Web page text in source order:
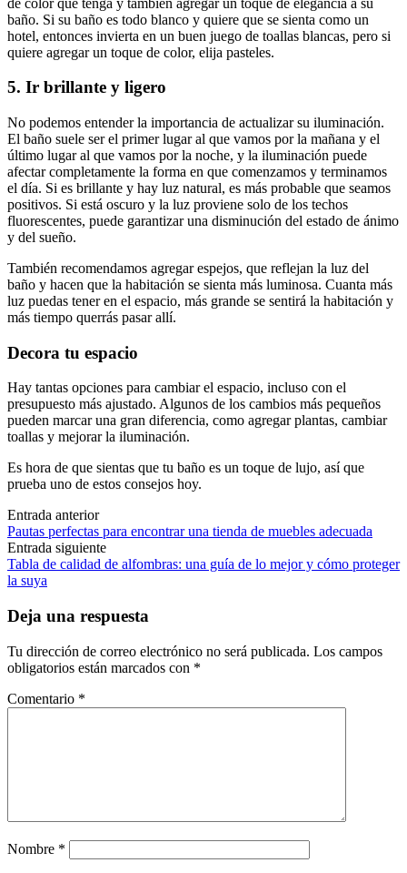
baño. Si su baño es todo blanco y quiere que se sienta como un
hotel, entonces invierta en un buen juego de toallas blancas, pero si
quiere agregar un toque de color, elija pasteles.
5. Ir brillante y ligero
No podemos entender la importancia de actualizar su iluminación.
El baño suele ser el primer lugar al que vamos por la mañana y el
último lugar al que vamos por la noche, y la iluminación puede
afectar completamente la forma en que comenzamos y terminamos
el día. Si es brillante y hay luz natural, es más probable que seamos
positivos. Si está oscuro y la luz proviene solo de los techos
fluorescentes, puede garantizar una disminución del estado de ánimo
y del sueño.
También recomendamos agregar espejos, que reflejan la luz del
baño y hacen que la habitación se sienta más luminosa. Cuanta más
luz puedas tener en el espacio, más grande se sentirá la habitación y
más tiempo querrás pasar allí.
Decora tu espacio
Hay tantas opciones para cambiar el espacio, incluso con el
presupuesto más ajustado. Algunos de los cambios más pequeños
pueden marcar una gran diferencia, como agregar plantas, cambiar
toallas y mejorar la iluminación.
Es hora de que sientas que tu baño es un toque de lujo, así que
prueba uno de estos consejos hoy.
Navegación
de
las
entradas
Entrada anterior
Pautas perfectas para encontrar una tienda de muebles adecuada
Entrada siguiente
Tabla de calidad de alfombras: una guía de lo mejor y cómo proteger
la suya
Deja una respuesta
Tu dirección de correo electrónico no será publicada. Los campos
obligatorios están marcados con *
Comentario *
Nombre *